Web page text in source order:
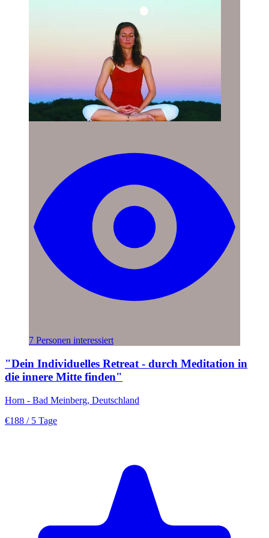
7 Personen interessiert
"Dein Individuelles Retreat - durch Meditation in
die innere Mitte finden"
Horn - Bad Meinberg, Deutschland
€188 / 5 Tage